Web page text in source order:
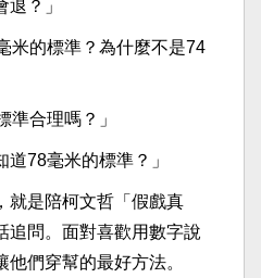
？」
米的標準？為什麼不是74
準合理嗎？」
道78毫米的標準？」
就是陪柯文哲「假戲真
追問。面對喜歡用數字說
們穿幫的最好方法。